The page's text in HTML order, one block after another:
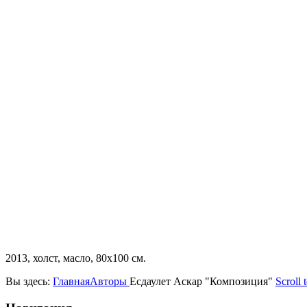
2013, холст, масло, 80х100 см.
Вы здесь: ГлавнаяАвторы Есдаулет Аскар "Композиция" Scroll